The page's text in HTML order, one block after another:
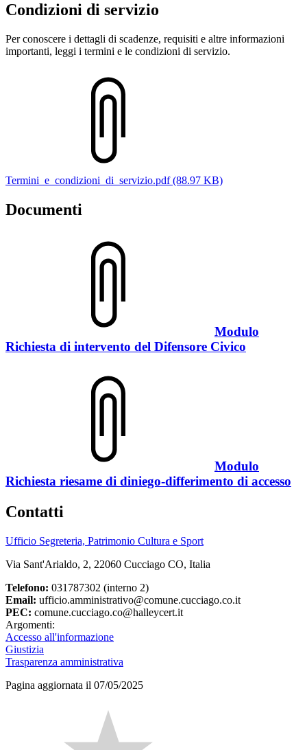
Condizioni di servizio
Per conoscere i dettagli di scadenze, requisiti e altre informazioni
importanti, leggi i termini e le condizioni di servizio.
Termini_e_condizioni_di_servizio.pdf (88.97 KB)
Documenti
Modulo
Richiesta di intervento del Difensore Civico
Modulo
Richiesta riesame di diniego-differimento di accesso
Contatti
Ufficio Segreteria, Patrimonio Cultura e Sport
Via Sant'Arialdo, 2, 22060 Cucciago CO, Italia
Telefono: 031787302 (interno 2)
Email: ufficio.amministrativo@comune.cucciago.co.it
PEC: comune.cucciago.co@halleycert.it
Argomenti:
Accesso all'informazione
Giustizia
Trasparenza amministrativa
Pagina aggiornata il 07/05/2025